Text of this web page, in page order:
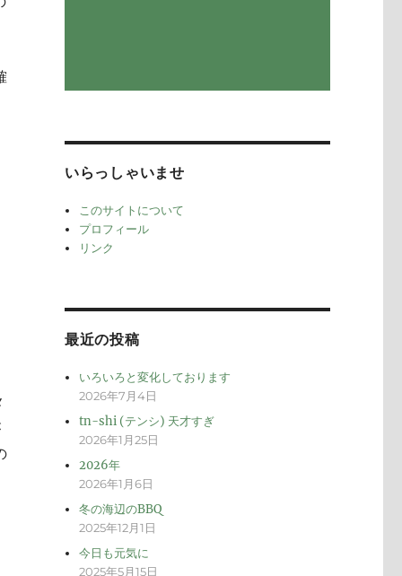
いらっしゃいませ
このサイトについて
プロフィール
リンク
最近の投稿
いろいろと変化しております
2026年7月4日
tn-shi (テンシ) 天才すぎ
2026年1月25日
2026年
2026年1月6日
冬の海辺のBBQ
2025年12月1日
今日も元気に
2025年5月15日